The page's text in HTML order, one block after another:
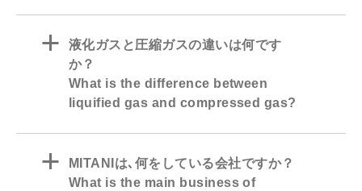
a
液化ガスと圧縮ガスの違いは何です
か？
What is the difference between
liquified gas and compressed gas?
a
MITANIは､何をしている会社ですか？
What is the main business of